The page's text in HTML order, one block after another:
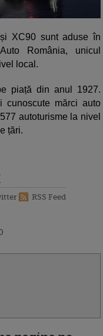
XC90 sunt aduse în
România, unicul
local.
piață din anul 1927.
cunoscute mărci auto
autoturisme la nivel
țări.
RSS Feed